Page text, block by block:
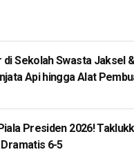
di Sekolah Swasta Jaksel
Api hingga Alat
Presiden 2026!
6-5